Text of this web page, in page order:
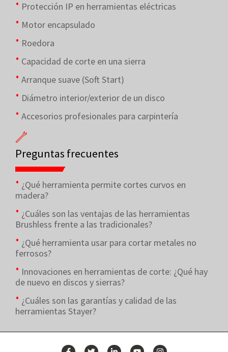
Protección IP en herramientas eléctricas
Motor encapsulado
Roedora
Capacidad de corte en una sierra
Arranque suave (Soft Start)
Diámetro interior/exterior de un disco
Accesorios profesionales para carpintería
Preguntas frecuentes
¿Qué herramienta permite cortes curvos en
madera?
¿Cuáles son las ventajas de las herramientas
Brushless frente a las tradicionales?
¿Qué herramienta usar para cortar metales no
ferrosos?
Innovaciones en herramientas de corte: ¿Qué hay
de nuevo en discos y sierras?
¿Cuáles son las garantías y calidad de las
herramientas Stayer?